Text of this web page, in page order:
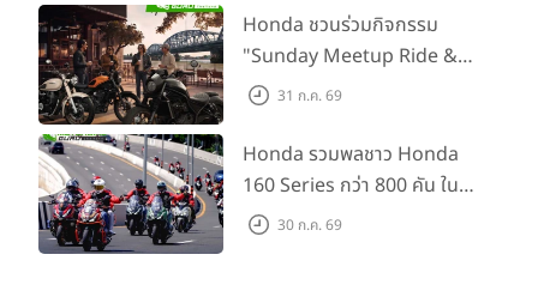
สนาม 2
Honda ชวนร่วมกิจกรรม
"Sunday Meetup Ride &
Soul" จิบกาแฟ พูดคุย แลก
กัน 16 ส.ค. นี้
31 ก.ค. 69
Honda รวมพลชาว Honda
160 Series กว่า 800 คัน ใน
งาน “THE ONE-SIXTI-ER ตัว
30 ก.ค. 69